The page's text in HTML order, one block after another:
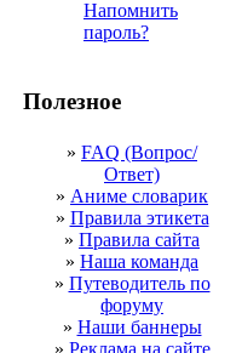
Напомнить
пароль?
Полезное
» FAQ (Вопрос/
Ответ)
» Аниме словарик
» Правила этикета
» Правила сайта
» Наша команда
» Путеводитель по
форуму
» Наши баннеры
» Реклама на сайте